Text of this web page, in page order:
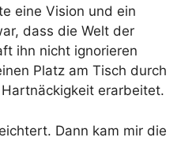
eine Vision und ein
dass die Welt der
ihn nicht ignorieren
Platz am Tisch durch
erarbeitet.
Dann kam mir die